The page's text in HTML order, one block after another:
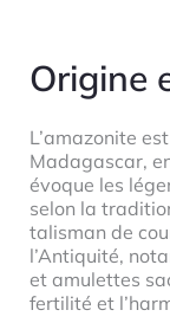
Origine
L’amazonite
Madagascar,
évoque les
selon la
talisman de
l’Antiquité,
et amulettes
fertilité et